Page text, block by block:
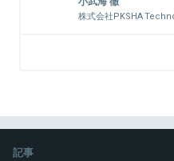
大学卒業後、アクセンチュア
Technologyに参画。ソリュ
リーダーとして需要予測・数
株式会社PKSHA
大学院修了後、JR東海、楽
様々な業界のDXを推進。
記事